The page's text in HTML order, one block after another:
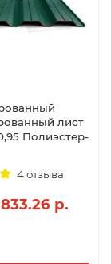
лист
Полиэстер-
4 отзыва
833.26 р.